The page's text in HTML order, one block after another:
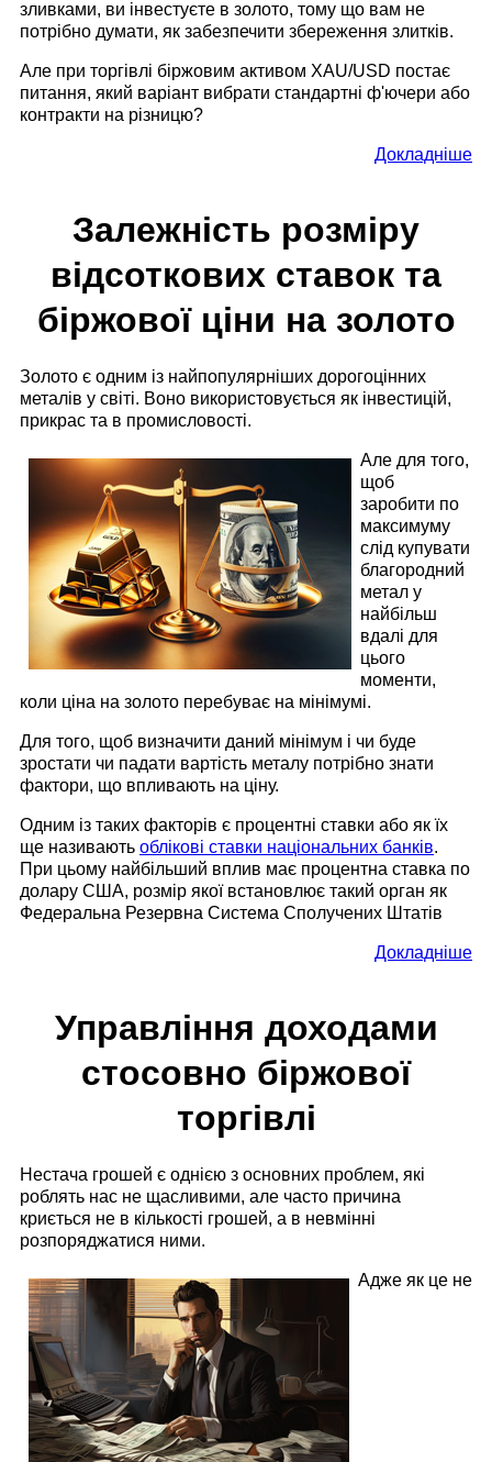
зливками, ви інвестуєте в золото, тому що вам не
потрібно думати, як забезпечити збереження злитків.
Але при торгівлі біржовим активом XAU/USD постає
питання, який варіант вибрати стандартні ф'ючери або
контракти на різницю?
Докладніше
Залежність розміру
відсоткових ставок та
біржової ціни на золото
Золото є одним із найпопулярніших дорогоцінних
металів у світі. Воно використовується як інвестицій,
прикрас та в промисловості.
Але для того,
щоб
заробити по
максимуму
слід купувати
благородний
метал у
найбільш
вдалі для
цього
моменти,
коли ціна на золото перебуває на мінімумі.
Для того, щоб визначити даний мінімум і чи буде
зростати чи падати вартість металу потрібно знати
фактори, що впливають на ціну.
Одним із таких факторів є процентні ставки або як їх
ще називають облікові ставки національних банків.
При цьому найбільший вплив має процентна ставка по
долару США, розмір якої встановлює такий орган як
Федеральна Резервна Система Сполучених Штатів
Докладніше
Управління доходами
стосовно біржової
торгівлі
Нестача грошей є однією з основних проблем, які
роблять нас не щасливими, але часто причина
криється не в кількості грошей, а в невмінні
розпоряджатися ними.
Адже як це не